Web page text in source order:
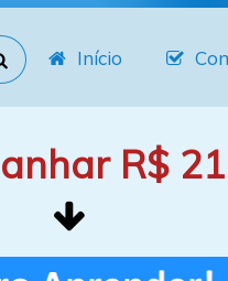
Início
R$